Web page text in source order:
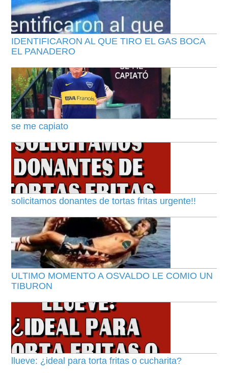
IDENTIFICARON AL QUE TIRO EL GAS BOCA
EL PANADERO
se me capiato
solicitamos donantes de tortas fritas urgente!!
ULTIMO MOMENTO A OSVALDO LE COMIO UN
TIBURON
llueve: ¿ideal para torta fritas o cucharita?